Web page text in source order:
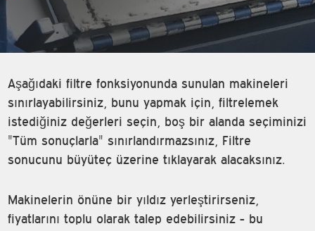
Aşağıdaki filtre fonksiyonunda sunulan makineleri
sınırlayabilirsiniz, bunu yapmak için, filtrelemek
istediğiniz değerleri seçin, boş bir alanda seçiminizi
"Tüm sonuçlarla" sınırlandırmazsınız, Filtre
sonucunu büyüteç üzerine tıklayarak alacaksınız.
Makinelerin önüne bir yıldız yerleştirirseniz,
fiyatlarını toplu olarak talep edebilirsiniz - bu